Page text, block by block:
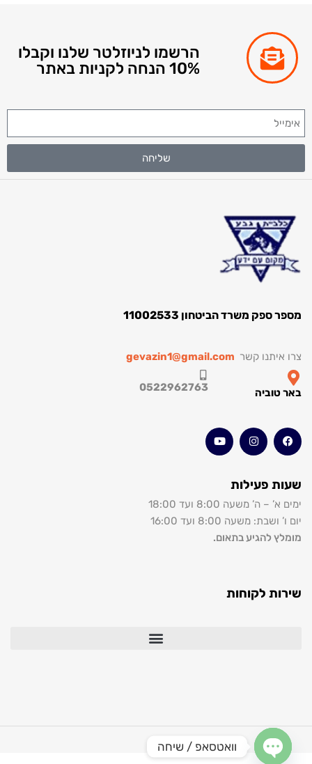
הרשמו לניוזלטר שלנו וקבלו
10% הנחה לקניות באתר
שליחה
מספר ספק משרד הביטחון 11002533
צרו איתנו קשר
באר טוביה 0522962763
שעות פעילות
ימים א’ – ה’ משעה 8:00 ועד 18:00
יום ו’ ושבת: משעה 8:00 ועד 16:00
מומלץ להגיע בתאום.
שירות לקוחות
וואטסאפ / שיחה